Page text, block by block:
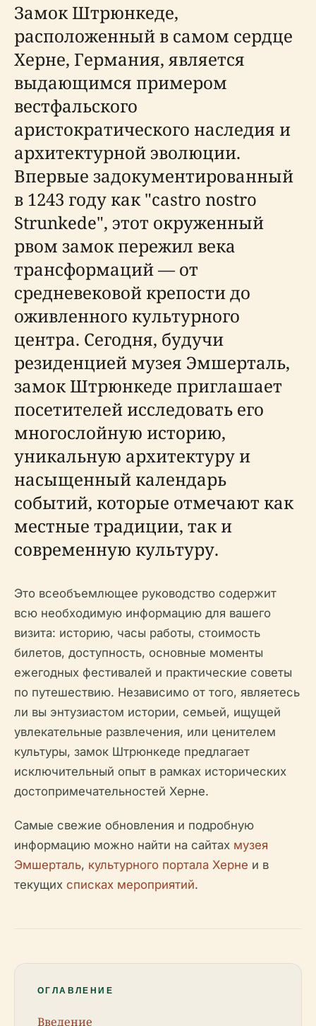
Замок Штрюнкеде,
расположенный в самом сердце
Херне, Германия, является
выдающимся примером
вестфальского
аристократического наследия и
архитектурной эволюции.
Впервые задокументированный
в 1243 году как "castro nostro
Strunkede", этот окруженный
рвом замок пережил века
трансформаций — от
средневековой крепости до
оживленного культурного
центра. Сегодня, будучи
резиденцией музея Эмшерталь,
замок Штрюнкеде приглашает
посетителей исследовать его
многослойную историю,
уникальную архитектуру и
насыщенный календарь
событий, которые отмечают как
местные традиции, так и
современную культуру.
Это всеобъемлющее руководство содержит
всю необходимую информацию для вашего
визита: историю, часы работы, стоимость
билетов, доступность, основные моменты
ежегодных фестивалей и практические советы
по путешествию. Независимо от того, являетесь
ли вы энтузиастом истории, семьей, ищущей
увлекательные развлечения, или ценителем
культуры, замок Штрюнкеде предлагает
исключительный опыт в рамках исторических
достопримечательностей Херне.
Самые свежие обновления и подробную
информацию можно найти на сайтах музея
Эмшерталь, культурного портала Херне и в
текущих списках мероприятий.
ОГЛАВЛЕНИЕ
Введение